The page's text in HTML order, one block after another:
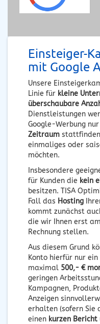
Einsteiger-
mit Google
Unsere
Linie für kleine
überschaubare
Dienstleistungen
Google-Werbung
Zeitraum stattfinden
einmaliges oder
möchten.
Insbesondere
für Kunden die kein
besitzen. TISA
Fall das Hosting
kommt zunächst
die wir Ihnen erst am
Rechnung stellen.
Aus diesem Grund
Konto hierfür nur ein
maximal 500,- €
geringen
Kampagnen,
Anzeigen
erhalten (sofern Sie
einen kurzen Bericht